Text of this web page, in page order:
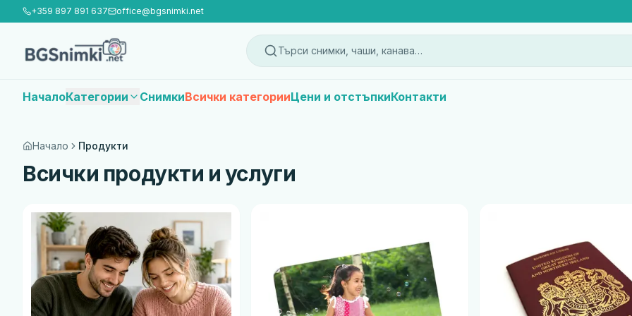
+359 897 891 637 office@bgsnimki.net
Търси снимки, чаши, канава…
НачалоКатегории СнимкиВсички категорииЦени и отстъпкиКонтакти
Начало Продукти
Всички продукти и услуги